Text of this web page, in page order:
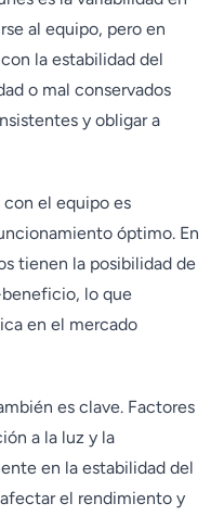
al equipo, pero en
la estabilidad del
o mal conservados
y obligar a
el equipo es
óptimo. En
tienen la posibilidad de
lo que
en el mercado
es clave. Factores
a la luz y la
en la estabilidad del
el rendimiento y